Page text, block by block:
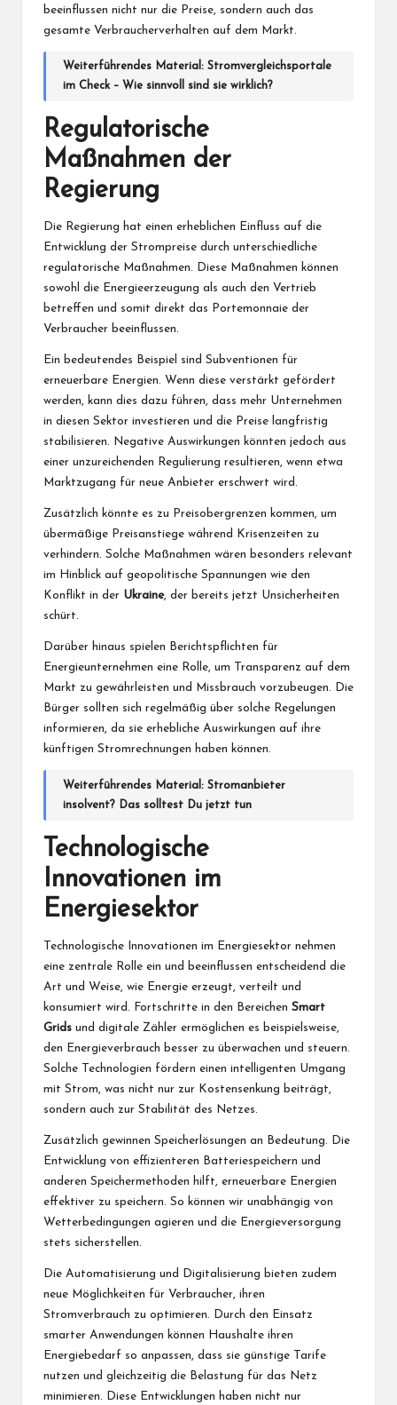
beeinflussen nicht nur die Preise, sondern auch das
gesamte Verbraucherverhalten auf dem Markt.
Weiterführendes Material:Stromvergleichsportale
im Check – Wie sinnvoll sind sie wirklich?
Regulatorische
Maßnahmen der
Regierung
Die Regierung hat einen erheblichen Einfluss auf die
Entwicklung der Strompreise durch unterschiedliche
regulatorische Maßnahmen. Diese Maßnahmen können
sowohl die Energieerzeugung als auch den Vertrieb
betreffen und somit direkt das Portemonnaie der
Verbraucher beeinflussen.
Ein bedeutendes Beispiel sind Subventionen für
erneuerbare Energien. Wenn diese verstärkt gefördert
werden, kann dies dazu führen, dass mehr Unternehmen
in diesen Sektor investieren und die Preise langfristig
stabilisieren. Negative Auswirkungen könnten jedoch aus
einer unzureichenden Regulierung resultieren, wenn etwa
Marktzugang für neue Anbieter erschwert wird.
Zusätzlich könnte es zu Preisobergrenzen kommen, um
übermäßige Preisanstiege während Krisenzeiten zu
verhindern. Solche Maßnahmen wären besonders relevant
im Hinblick auf geopolitische Spannungen wie den
Konflikt in der Ukraine, der bereits jetzt Unsicherheiten
schürt.
Darüber hinaus spielen Berichtspflichten für
Energieunternehmen eine Rolle, um Transparenz auf dem
Markt zu gewährleisten und Missbrauch vorzubeugen. Die
Bürger sollten sich regelmäßig über solche Regelungen
informieren, da sie erhebliche Auswirkungen auf ihre
künftigen Stromrechnungen haben können.
Weiterführendes Material:Stromanbieter
insolvent? Das solltest Du jetzt tun
Technologische
Innovationen im
Energiesektor
Technologische Innovationen im Energiesektor nehmen
eine zentrale Rolle ein und beeinflussen entscheidend die
Art und Weise, wie Energie erzeugt, verteilt und
konsumiert wird. Fortschritte in den Bereichen Smart
Grids und digitale Zähler ermöglichen es beispielsweise,
den Energieverbrauch besser zu überwachen und steuern.
Solche Technologien fördern einen intelligenten Umgang
mit Strom, was nicht nur zur Kostensenkung beiträgt,
sondern auch zur Stabilität des Netzes.
Zusätzlich gewinnen Speicherlösungen an Bedeutung. Die
Entwicklung von effizienteren Batteriespeichern und
anderen Speichermethoden hilft, erneuerbare Energien
effektiver zu speichern. So können wir unabhängig von
Wetterbedingungen agieren und die Energieversorgung
stets sicherstellen.
Die Automatisierung und Digitalisierung bieten zudem
neue Möglichkeiten für Verbraucher, ihren
Stromverbrauch zu optimieren. Durch den Einsatz
smarter Anwendungen können Haushalte ihren
Energiebedarf so anpassen, dass sie günstige Tarife
nutzen und gleichzeitig die Belastung für das Netz
minimieren. Diese Entwicklungen haben nicht nur